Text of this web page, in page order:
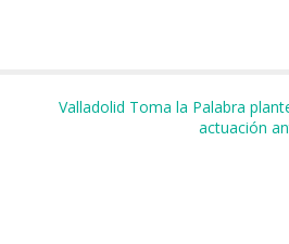
Valladolid Toma la Palabra
actuación